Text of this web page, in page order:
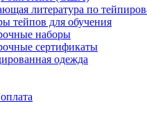
литература по
тейпов для обучения
наборы
сертификаты
одежда